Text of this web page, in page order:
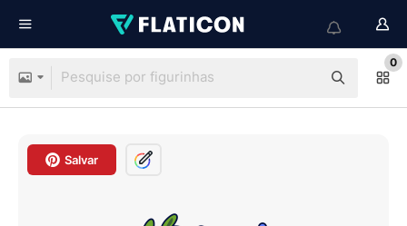
0
Salvar